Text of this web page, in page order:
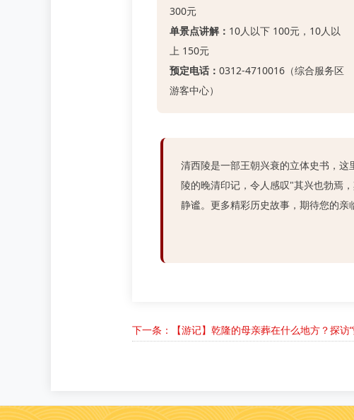
300元
单景点讲解： 10人以下 100元，10人以
上 150元
预定电话： 0312-4710016（综合服务区
游客中心）
清西陵是一部王朝兴衰的立体史书，
陵的晚清印记，令人感叹"其兴也勃焉
静谧。更多精彩历史故事，期待您的亲
下一条：【游记】乾隆的母亲葬在什么地方？探访